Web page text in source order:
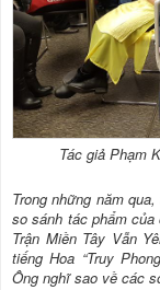
Tác giả Phạm
Trong những năm
so sánh tác phẩm
Trận Miền Tây Vẫn
tiếng Hoa “Truy
Ông nghĩ sao về các